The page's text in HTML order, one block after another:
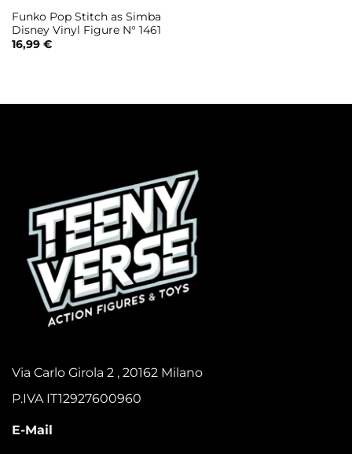
Funko Pop Stitch as Simba
Disney Vinyl Figure N° 1461
16,99 €
Via Carlo Girola 2 , 20162 Milano
P.IVA IT12927600960
E-Mail